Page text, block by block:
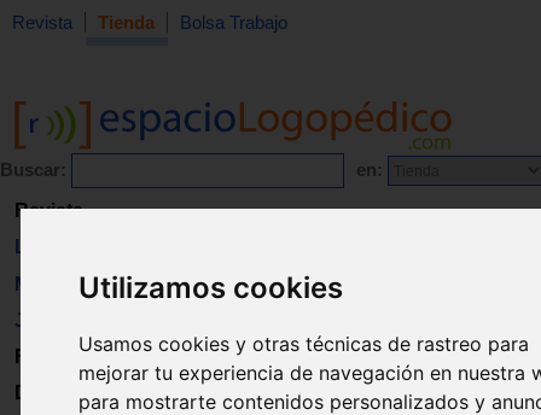
Utilizamos cookies
Usamos cookies y otras técnicas de rastreo para
mejorar tu experiencia de navegación en nuestra
para mostrarte contenidos personalizados y
Revista Tienda Bolsa Trabajo
Buscar: en:
Revista
Libros
Material
Juguetes
Formación
Directorio